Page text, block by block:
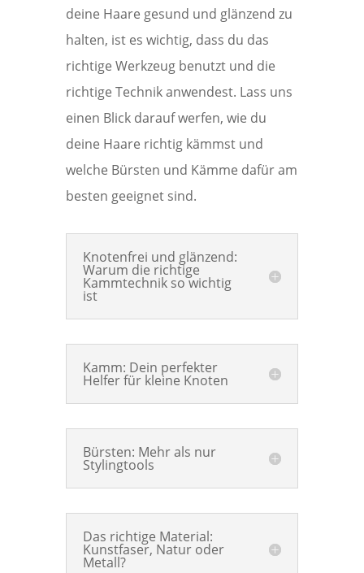
deine Haare gesund und glänzend zu
halten, ist es wichtig, dass du das
richtige Werkzeug benutzt und die
richtige Technik anwendest. Lass uns
einen Blick darauf werfen, wie du
deine Haare richtig kämmst und
welche Bürsten und Kämme dafür am
besten geeignet sind.
Knotenfrei und glänzend:
Warum die richtige
Kammtechnik so wichtig
ist
Kamm: Dein perfekter
Helfer für kleine Knoten
Bürsten: Mehr als nur
Stylingtools
Das richtige Material:
Kunstfaser, Natur oder
Metall?